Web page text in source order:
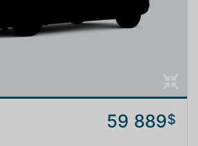
59 889$